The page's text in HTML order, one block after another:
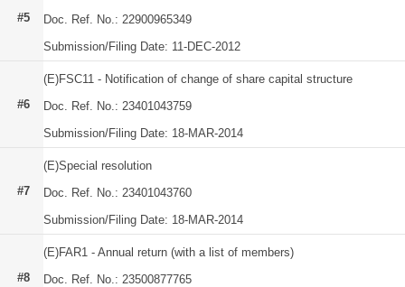
#5
Doc. Ref. No.: 22900965349
Submission/Filing Date: 11-DEC-2012
#6
(E)FSC11 - Notification of change of share capital structure
Doc. Ref. No.: 23401043759
Submission/Filing Date: 18-MAR-2014
#7
(E)Special resolution
Doc. Ref. No.: 23401043760
Submission/Filing Date: 18-MAR-2014
#8
(E)FAR1 - Annual return (with a list of members)
Doc. Ref. No.: 23500877765